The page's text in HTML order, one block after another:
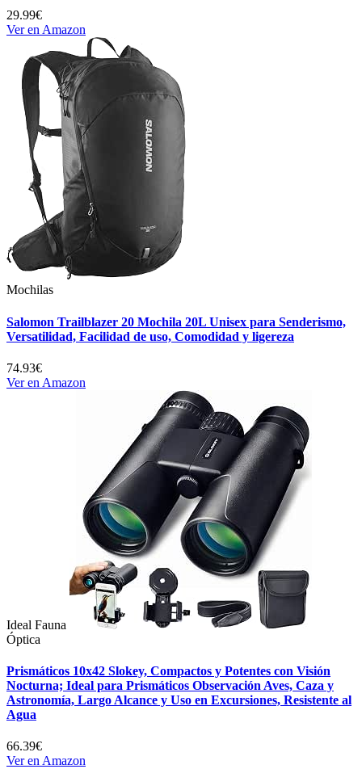
29.99€
Ver en Amazon
Mochilas
Salomon Trailblazer 20 Mochila 20L Unisex para Senderismo,
Versatilidad, Facilidad de uso, Comodidad y ligereza
74.93€
Ver en Amazon
Ideal Fauna
Óptica
Prismáticos 10x42 Slokey, Compactos y Potentes con Visión
Nocturna; Ideal para Prismáticos Observación Aves, Caza y
Astronomía, Largo Alcance y Uso en Excursiones, Resistente al
Agua
66.39€
Ver en Amazon